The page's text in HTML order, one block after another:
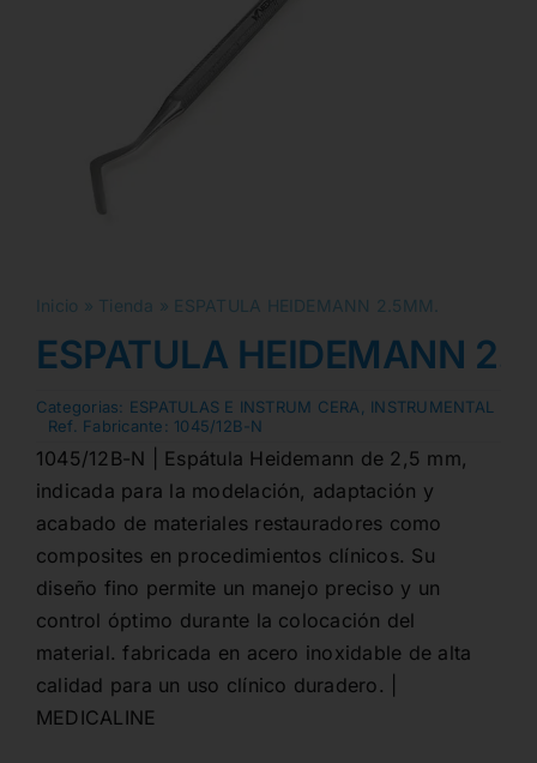
Inicio » Tienda » ESPATULA HEIDEMANN 2.5MM.
ESPATULA HEIDEMANN
Categorias: ESPATULAS E INSTRUM CERA
INSTRUMENTAL
Ref. Fabricante: 1045/12B-N
1045/12B-N | Espátula Heidemann de 2,5 mm,
indicada para la modelación, adaptación y
acabado de materiales restauradores como
composites en procedimientos clínicos. Su
diseño fino permite un manejo preciso y un
control óptimo durante la colocación del
material. fabricada en acero inoxidable de alta
calidad para un uso clínico duradero. |
MEDICALINE